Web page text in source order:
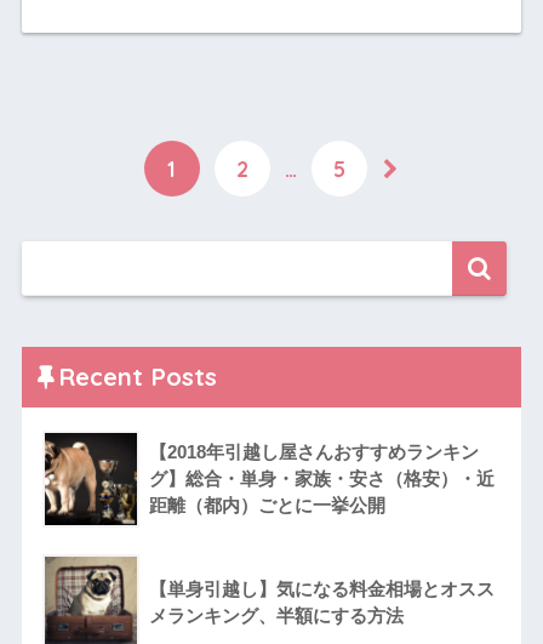
1 2 … 5
Recent Posts
【2018年引越し屋さんおすすめランキン
グ】総合・単身・家族・安さ（格安）・近
距離（都内）ごとに一挙公開
【単身引越し】気になる料金相場とオスス
メランキング、半額にする方法